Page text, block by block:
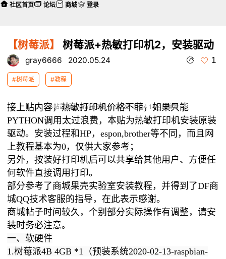
【树莓派】 树莓派+热敏打印机2，安装驱动
gray6666 2020.05.24 1
#树莓派 #教程
本帖最后由 gray6666 于 2020-5-24 14:45 编辑
接上贴内容，热敏打印机价格不菲，如果只能
PYTHON调用太过浪费，本贴为热敏打印机安装原装
驱动。 安装过程和HP，espon,brother等不同，而且网
上教程基本为0，仅供大家参考；
另外，按装好打印机后可以共享给其他用户、方便任
何软件直接调用打印。
部分参考了商城果壳实验室安装教程，并得到了DF商
城QQ技术客服的指导，在此表示感谢。
商城帖子时间较久，个别部分实际操作有调整，请安
装时务必注意。
一、软硬件
1.树莓派4B 4GB *1（预装系统2020-02-13-raspbian-
社区首页 论坛 商城 登录